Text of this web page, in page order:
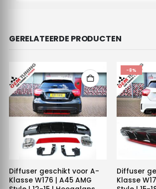
GERELATEERDE PRODUCTEN
Diffuser geschikt voor A-
Klasse W176 | A45 AMG
-8%
Diffuser
Klasse